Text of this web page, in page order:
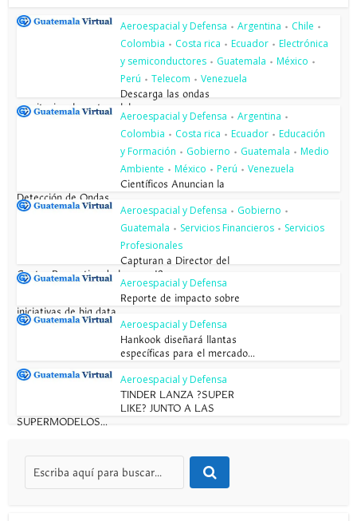
Aeroespacial y Defensa • Argentina • Chile •
Colombia • Costa rica • Ecuador • Electrónica
y semiconductores • Guatemala • México •
Perú • Telecom • Venezuela
Descarga las ondas
gravitacionales a tu celular o pc...
Aeroespacial y Defensa • Argentina •
Colombia • Costa rica • Ecuador • Educación
y Formación • Gobierno • Guatemala • Medio
Ambiente • México • Perú • Venezuela
Científicos Anuncian la
Detección de Ondas...
Aeroespacial y Defensa • Gobierno •
Guatemala • Servicios Financieros • Servicios
Profesionales
Capturan a Director del
Centro Preventivo de la zona 18
Aeroespacial y Defensa
Reporte de impacto sobre
iniciativas de big data...
Aeroespacial y Defensa
Hankook diseñará llantas
específicas para el mercado...
Aeroespacial y Defensa
TINDER LANZA ?SUPER
LIKE? JUNTO A LAS
SUPERMODELOS...